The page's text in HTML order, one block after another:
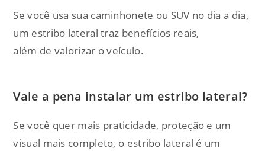
Se você usa sua caminhonete ou SUV no dia a dia,
um estribo lateral traz benefícios reais,
além de valorizar o veículo.
Vale a pena instalar um estribo lateral?
Se você quer mais praticidade, proteção e um
visual mais completo, o estribo lateral é um